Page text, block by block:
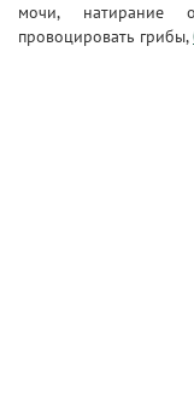
мочи, натирание
провоцировать грибы,